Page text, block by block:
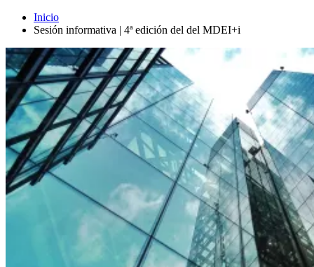
Inicio
Sesión informativa | 4ª edición del del MDEI+i